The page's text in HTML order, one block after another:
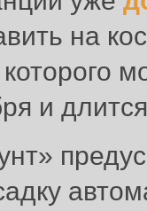
на
и